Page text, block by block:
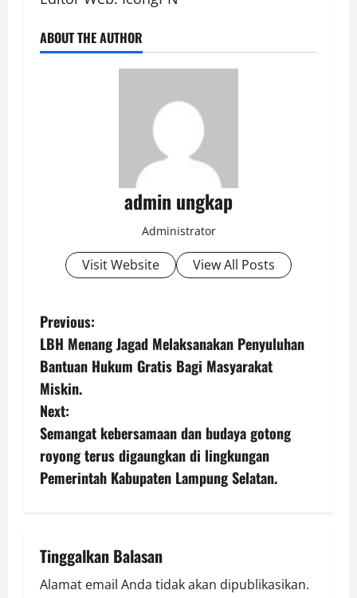
ABOUT THE AUTHOR
admin ungkap
Administrator
Visit Website View All Posts
P
o
s
t
n
a
i
Previous:
LBH Menang Jagad Melaksanakan Penyuluhan
Bantuan Hukum Gratis Bagi Masyarakat
Miskin.
Next:
Semangat kebersamaan dan budaya gotong
royong terus digaungkan di lingkungan
Pemerintah Kabupaten Lampung Selatan.
Tinggalkan Balasan
Alamat email Anda tidak akan dipublikasikan.